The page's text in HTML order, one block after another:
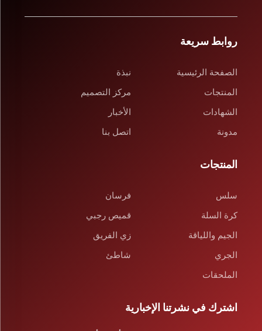
روابط سريعة
الصفحة الرئيسية
نبذة
المنتجات
مركز التصميم
الشهادات
الأخبار
مدونة
اتصل بنا
المنتجات
سلس
فرسان
كرة السلة
قميص رجبي
الجيم واللياقة
زي الفريق
الجري
شاطئ
الملحقات
اشترك في نشرتنا الإخبارية